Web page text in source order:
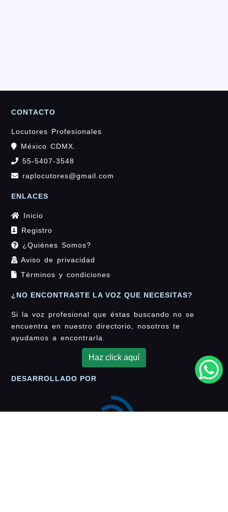
CONTACTO
Locutores Profesionales
México CDMX.
55-5407-3548
raplocutores@gmail.com
ENLACES
Inicio
Registro
¿Quiénes Somos?
Aviso de privacidad
Términos y condiciones
¿NO ENCONTRASTE LA VOZ QUE NECESITAS?
Si la voz profesional que éstas buscando no se
encuentra en nuestro directorio, nosotros te
ayudamos a encontrarla.
Haz click aquí
DESARROLLADO POR